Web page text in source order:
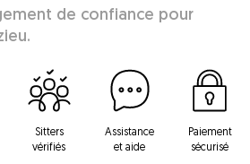
de confiance pour
Sitters
vérifiés
Assistance
et aide
Paiement
sécurisé